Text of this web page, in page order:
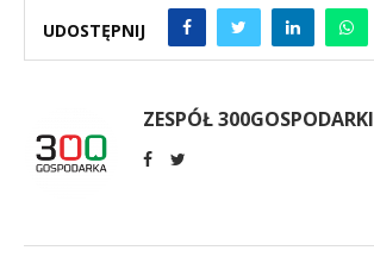
UDOSTĘPNIJ
ZESPÓŁ 300GOSPODARKI